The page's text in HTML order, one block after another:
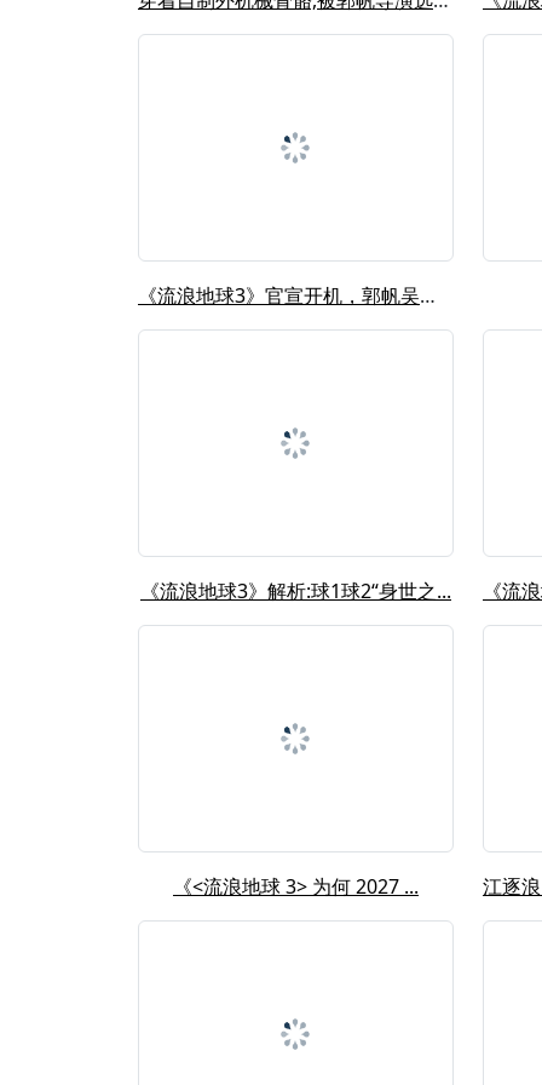
《流浪地球3》官宣开机，郭帆吴京再度...
《流浪地球3》解析:球1球2“身世之...
《<流浪地球 3> 为何 2027 ...